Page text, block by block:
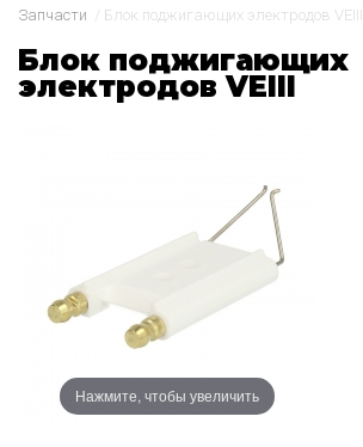
Запчасти
Блок поджигающих электродов VEIII
Блок поджигающих
электродов VEIII
Нажмите, чтобы увеличить